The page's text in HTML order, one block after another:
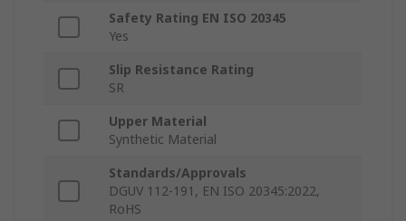
Safety Rating EN ISO 20345
Yes
Slip Resistance Rating
SR
Upper Material
Synthetic Material
Standards/Approvals
DGUV 112-191, EN ISO 20345:2022,
RoHS